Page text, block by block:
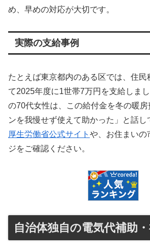
め、早めの対応が大切です。
実際の支給事例
たとえば東京都内のある区では、住民
て2025年度に1世帯7万円を支給しま
の70代女性は、この給付金を冬の暖房
ンを我慢せず使えて助かった」と話
厚生労働省公式サイト や、お住まいの
ジをご確認ください。
自治体独自の電気代補助